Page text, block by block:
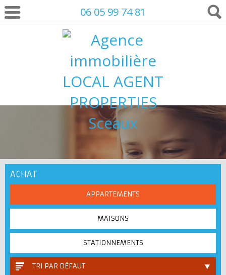
06 05 99 74 81
ACHAT
APPARTEMENTS
MAISONS
STATIONNEMENTS
TRI PAR DÉFAUT